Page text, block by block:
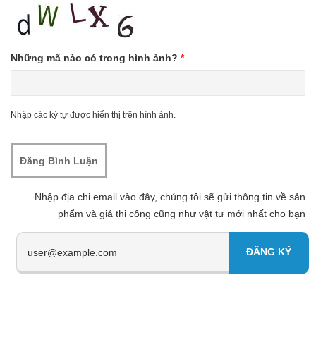
Những mã nào có trong hình ảnh? *
Nhập các ký tự được hiển thị trên hình ảnh.
Nhập địa chi email vào đây, chúng tôi sẽ gửi thông tin về sản
phẩm và giá thi công cũng như vật tư mới nhất cho bạn